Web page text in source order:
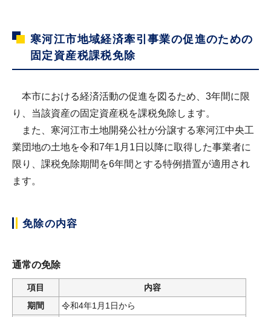
寒河江市地域経済牽引事業の促進のための
固定資産税課税免除
本市における経済活動の促進を図るため、3年間に限
り、当該資産の固定資産税を課税免除します。
また、寒河江市土地開発公社が分譲する寒河江中央工
業団地の土地を令和7年1月1日以降に取得した事業者に
限り、課税免除期間を6年間とする特例措置が適用され
ます。
免除の内容
通常の免除
項目
内容
期間
令和4年1月1日から